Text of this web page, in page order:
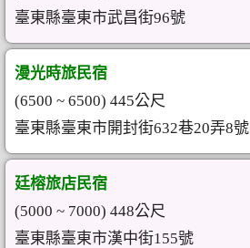
臺東縣臺東市武昌街96號
漫光時旅民宿
(6500 ~ 6500) 445公尺
臺東縣臺東市開封街632巷20弄8號
廷榕旅店民宿
(5000 ~ 7000) 448公尺
臺東縣臺東市漢中街155號